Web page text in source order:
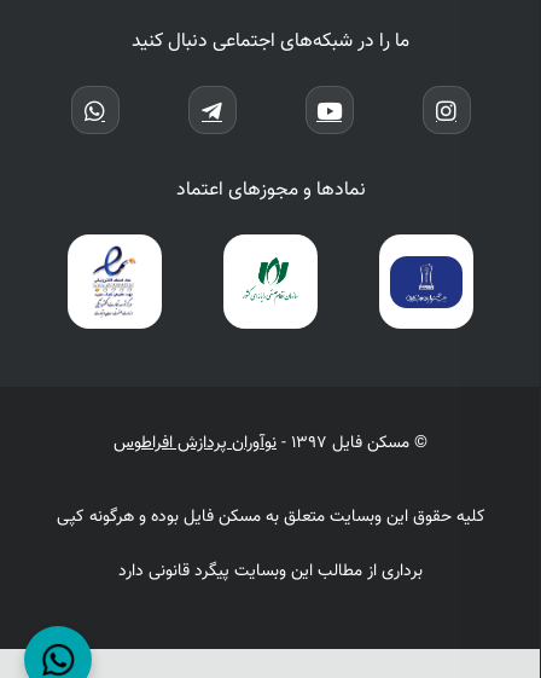
ما را در شبکه‌های اجتماعی دنبال کنید
نمادها و مجوزهای اعتماد
© مسکن فایل 1397 - نوآوران پردازش افراطوس
کلیه حقوق این وبسایت متعلق به مسکن فایل بوده و هرگونه کپی
برداری از مطالب این وبسایت پیگرد قانونی دارد